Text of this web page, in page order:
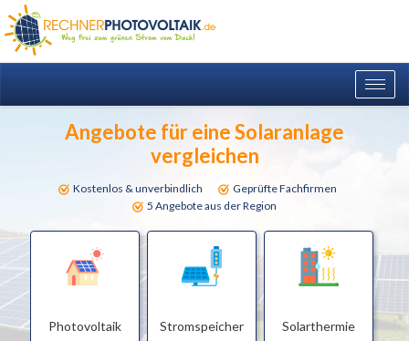
Angebote für eine Solaranlage
vergleichen
Kostenlos & unverbindlich
Geprüfte Fachfirmen
5 Angebote aus der Region
Photovoltaik Stromspeicher Solarthermie